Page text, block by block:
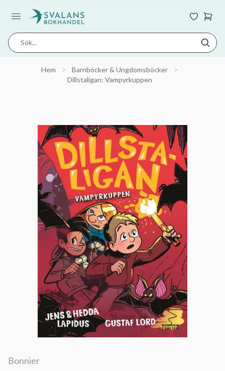
Hem
Barnböcker & Ungdomsböcker
Dillstaligan: Vampyrkuppen
Bonnier